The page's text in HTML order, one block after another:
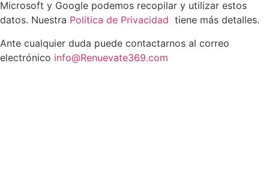
Microsoft y Google podemos recopilar y utilizar estos
datos. Nuestra Política de Privacidad tiene más detalles.
Ante cualquier duda puede contactarnos al correo
electrónico info@Renuevate369.com